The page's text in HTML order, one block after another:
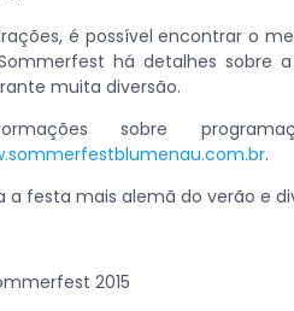
é possível encontrar o
há detalhes sobre
muita diversão.
sobre
.
a festa mais alemã do verão e
2015